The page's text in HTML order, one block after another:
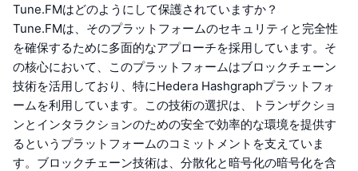
Tune.FMはどのようにして保護されていますか？
Tune.FMは、そのプラットフォームのセキュリティと完全性
を確保するために多面的なアプローチを採用しています。そ
の核心において、このプラットフォームはブロックチェーン
技術を活用しており、特にHedera Hashgraphプラットフォ
ームを利用しています。この技術の選択は、トランザクショ
ンとインタラクションのための安全で効率的な環境を提供す
るというプラットフォームのコミットメントを支えていま
す。ブロックチェーン技術は、分散化と暗号化の暗号化を含